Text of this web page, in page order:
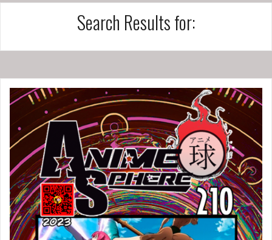
Search Results for: